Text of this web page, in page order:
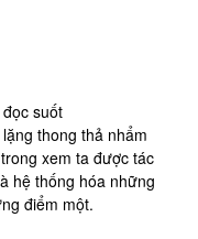
suốt
thong thả nhẩm
xem ta được tác
hệ thống hóa những
điểm một.